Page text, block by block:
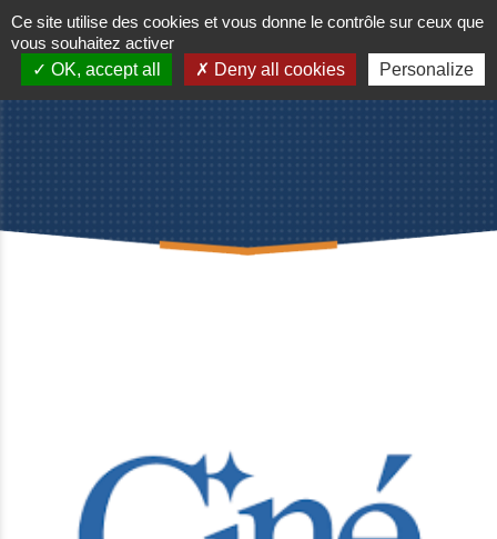
Ce site utilise des cookies et vous donne le contrôle sur ceux que
vous souhaitez activer
OK, accept all
Deny all cookies Personalize